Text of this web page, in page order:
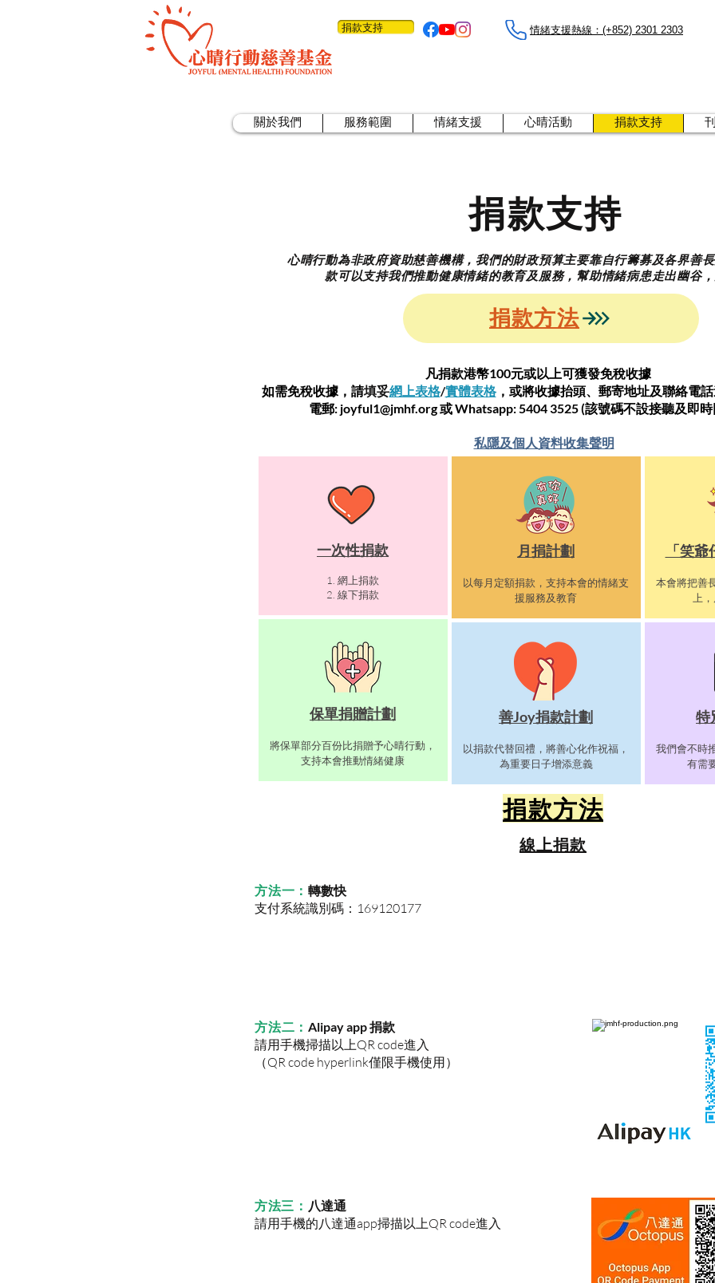
捐款支持 情緒支援熱線：​​(+852) 2301 2303
關於我們 服務範圍 情緒支援 心晴活動 捐款支持
捐款支持
心晴行動為非政府資助慈善機構，我們的財政預算主要靠自行籌募及各界善
款可以支持我們推動健康情緒的教育及服務，幫助情緒病患走出幽谷
捐款方法
凡捐款港幣100元或以上可獲發免稅收據
如需免稅收據，請填妥網上表格/實體表格，或將收據抬頭、郵寄地址及聯絡電
電郵: joyful1@jmhf.org或 Whatsapp: 5404 3525 (該號碼不設接聽及即
​私隱及個人資料收集聲明
一次性捐款
1. 網上捐款
2. 線下捐款
保單捐贈計劃
將保單部分百份比捐贈予心晴行動，
支持本會推動情緒健康
月捐計劃
以每月定額捐款，支持本會的情緒支
援服務及教育
善Joy捐款計劃
以捐款代替回禮，將善心化作祝福，
為重要日子增添意義
「笑
本會將把善
上
特
我們會不時
有需
捐款方法
​線上捐款
方法一：轉數快
支付系統識別碼：169120177
方法二： Alipay app 捐款
請用手機掃描以上QR code進入
​（QR code hyperlink僅限手機使用）
方法三： 八達通
請用手機的八達通app掃描以上QR code進入